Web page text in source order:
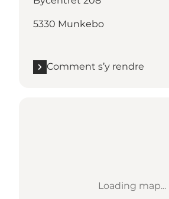
5330 Munkebo
Comment s’y rendre
Loading map...